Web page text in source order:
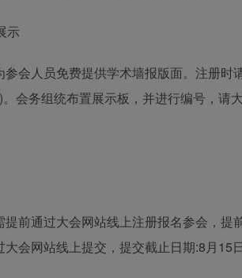
示
参会人员免费提供学术墙报版面。注册时
会务组统布置展示板，并进行编号，请
提前通过大会网站线上注册报名参会，
会网站线上提交，提交截止日期:8月15日